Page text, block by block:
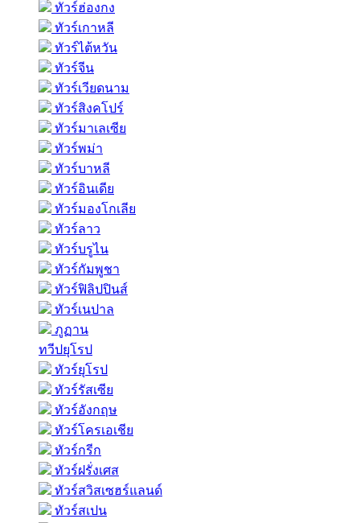
ทัวร์ฮ่องกง
ทัวร์เกาหลี
ทัวร์ไต้หวัน
ทัวร์จีน
ทัวร์เวียดนาม
ทัวร์สิงคโปร์
ทัวร์มาเลเซีย
ทัวร์พม่า
ทัวร์บาหลี
ทัวร์อินเดีย
ทัวร์มองโกเลีย
ทัวร์ลาว
ทัวร์บรูไน
ทัวร์กัมพูชา
ทัวร์ฟิลิปปินส์
ทัวร์เนปาล
ภูฏาน
ทวีปยุโรป
ทัวร์ยุโรป
ทัวร์รัสเซีย
ทัวร์อังกฤษ
ทัวร์โครเอเชีย
ทัวร์กรีก
ทัวร์ฝรั่งเศส
ทัวร์สวิสเซฮร์แลนด์
ทัวร์สเปน